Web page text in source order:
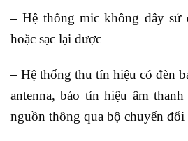
– Hệ thống mic không dây sử
hoặc sạc lại được
– Hệ thống thu tín hiệu có đèn
antenna, báo tín hiệu âm
nguồn thông qua bộ chuyển đổi